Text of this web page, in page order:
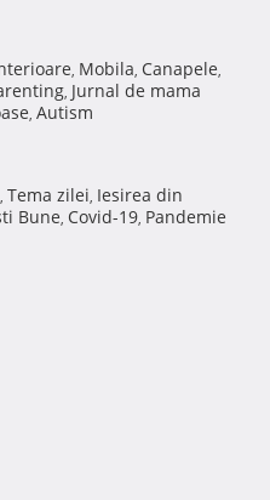
, Mobila, Canapele,
, Jurnal de mama
, Autism
, Tema zilei, Iesirea din
Bune, Covid-19, Pandemie